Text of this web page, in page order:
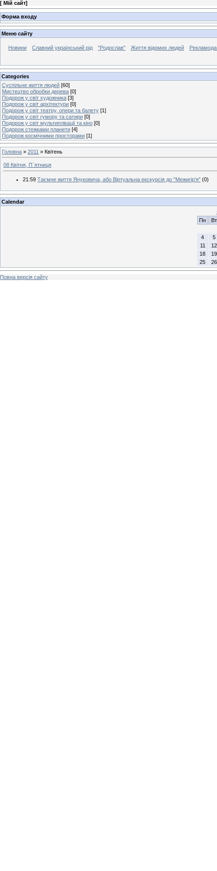
[ Мій сайт]
Форма входу
Меню сайту
Новини Славний український рід "Родослав" Життя відомих людей
Categories
Суспільне життя людей [60]
Мистецтво обробки дерева [0]
Подорож у світ художника [3]
Подорож у світ архітектури [0]
Подорож у світ театру, опери та балету [1]
Подорож у світ гумору та сатири [0]
Подорож у світ мультиплікації та кіно [0]
Подорож стежками планети [4]
Подорож космічними просторами [1]
Головна » 2011 » Квітень
08 Квітня, П`ятниця
21:59 Таємне життя Януковича, або Віртуальна екскурсія до "Межигір'я" (0)
Calendar
Пн
Вт
4
5
11
12
18
19
25
26
Повна версія сайту